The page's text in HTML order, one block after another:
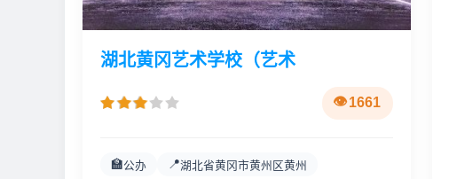
湖北黄冈艺术学校（艺术
1661
🏫公办 📍湖北省黄冈市黄州区黄州